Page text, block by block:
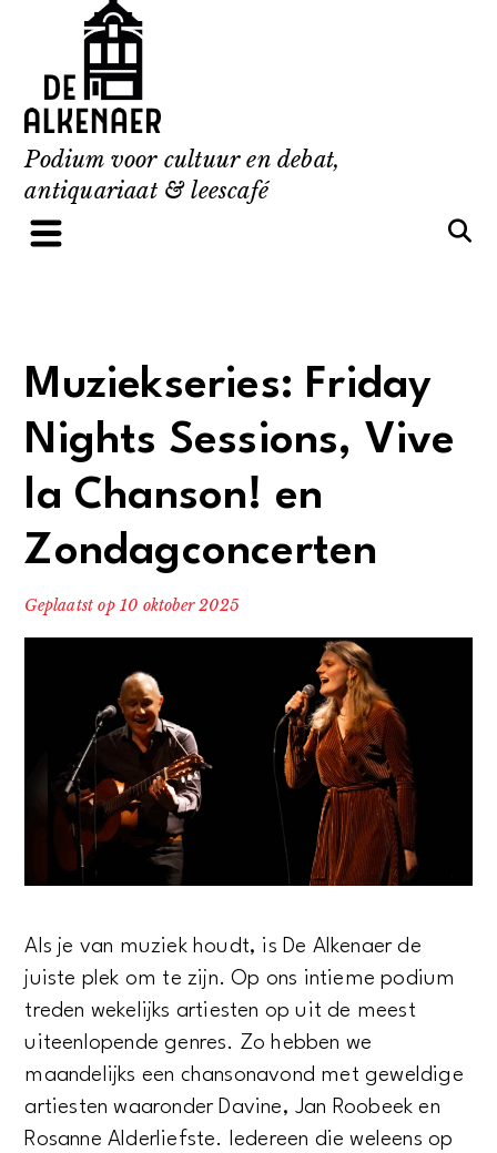
content
Podium voor cultuur en debat,
antiquariaat & leescafé
Muziekseries: Friday
Nights Sessions, Vive
la Chanson! en
Zondagconcerten
Geplaatst op 10 oktober 2025
Als je van muziek houdt, is De Alkenaer de
juiste plek om te zijn. Op ons intieme podium
treden wekelijks artiesten op uit de meest
uiteenlopende genres. Zo hebben we
maandelijks een chansonavond met geweldige
artiesten waaronder Davine, Jan Roobeek en
Rosanne Alderliefste. Iedereen die weleens op